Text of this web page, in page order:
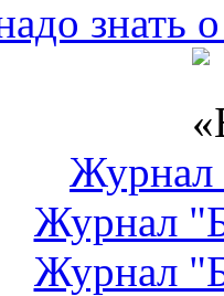
знать
Журнал
Журнал
Журнал